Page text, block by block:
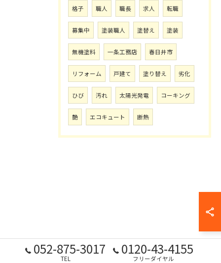
格子 職人 職長 求人 転職
募集中 塗装職人 塗替え 塗装
無機塗料 一条工務店 春日井市
リフォーム 戸建て 塗り替え 劣化
ひび 汚れ 太陽光発電 コーキング
艶 エコキュート 断熱
052-875-3017
TEL
0120-43-4155
フリーダイヤル